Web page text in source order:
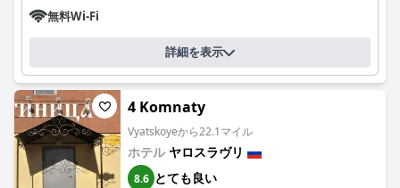
無料Wi-Fi
詳細を表示
4 Komnaty
Vyatskoyeから22.1マイル
ホテル ヤロスラヴリ
8.6 とても良い